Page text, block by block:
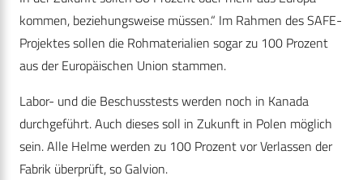
kommen, beziehungsweise müssen.“ Im Rahmen des SAFE-
Projektes sollen die Rohmaterialien sogar zu 100 Prozent
aus der Europäischen Union stammen.
Labor- und die Beschusstests werden noch in Kanada
durchgeführt. Auch dieses soll in Zukunft in Polen möglich
sein. Alle Helme werden zu 100 Prozent vor Verlassen der
Fabrik überprüft, so Galvion.